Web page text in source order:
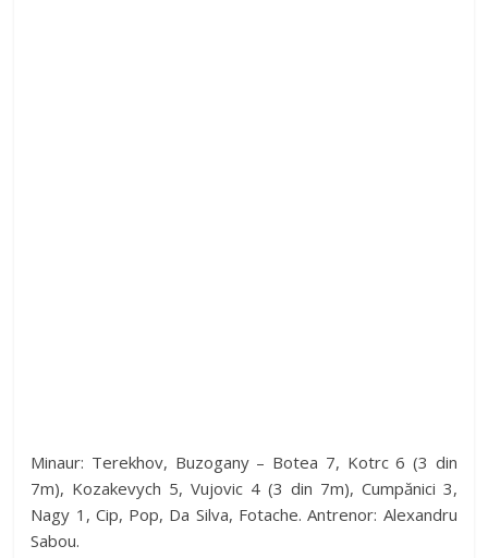
Minaur: Terekhov, Buzogany – Botea 7, Kotrc 6 (3 din
7m), Kozakevych 5, Vujovic 4 (3 din 7m), Cumpănici 3,
Nagy 1, Cip, Pop, Da Silva, Fotache. Antrenor: Alexandru
Sabou.